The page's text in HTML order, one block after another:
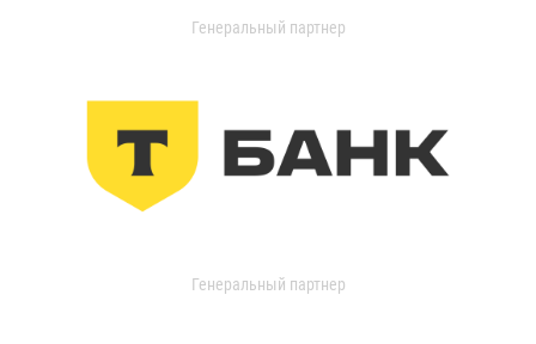
Генеральный партнер
Генеральный партнер